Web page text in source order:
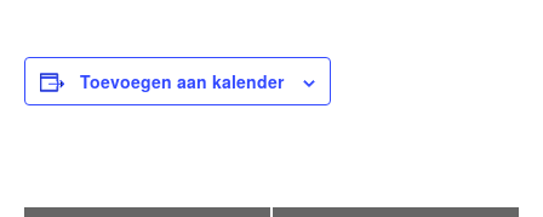
Toevoegen aan kalender